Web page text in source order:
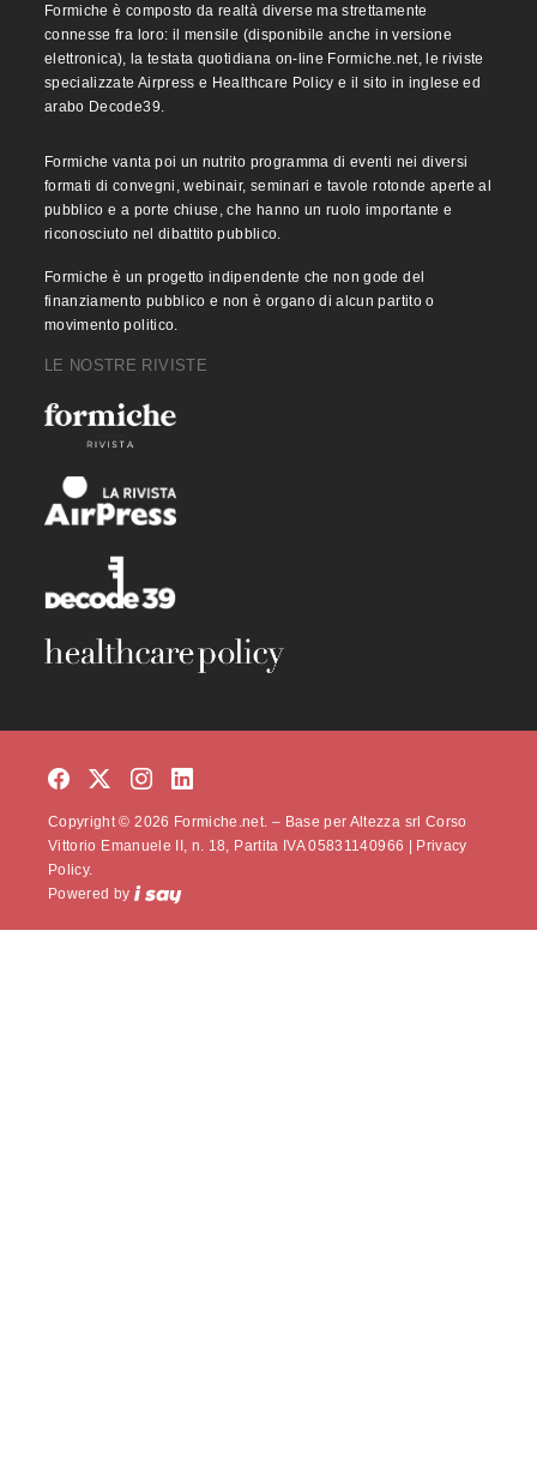
Formiche è composto da realtà diverse ma strettamente
connesse fra loro: il mensile (disponibile anche in versione
elettronica), la testata quotidiana on-line Formiche.net, le riviste
specializzate Airpress e Healthcare Policy e il sito in inglese ed
arabo Decode39.
Formiche vanta poi un nutrito programma di eventi nei diversi
formati di convegni, webinair, seminari e tavole rotonde aperte al
pubblico e a porte chiuse, che hanno un ruolo importante e
riconosciuto nel dibattito pubblico.
Formiche è un progetto indipendente che non gode del
finanziamento pubblico e non è organo di alcun partito o
movimento politico.
LE NOSTRE RIVISTE
Copyright © 2026 Formiche.net. – Base per Altezza srl Corso
Vittorio Emanuele II, n. 18, Partita IVA 05831140966 | Privacy
Policy.
Powered by